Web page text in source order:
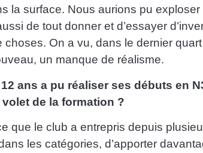
la surface. Nous aurions pu
de tout donner et d’essayer
On a vu, dans le dernier
un manque de réalisme.
ans a pu réaliser ses débuts en
de la formation ?
que le club a entrepris depuis
les catégories, d’apporter